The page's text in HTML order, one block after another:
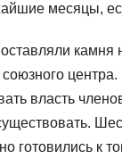
месяцы,
камня
власть
готовились к